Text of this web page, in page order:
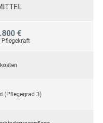
€
Pflegekraft
(Pflegegrad 3)